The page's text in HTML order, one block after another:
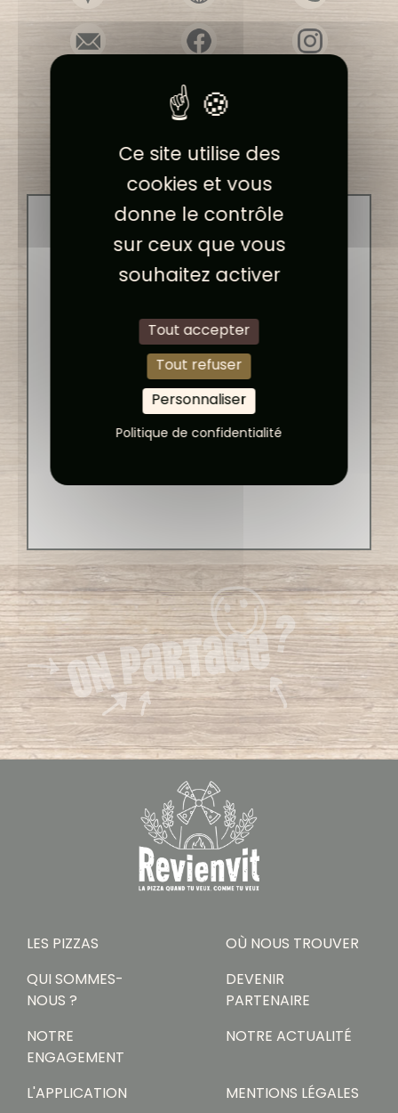
1
LES PIZZAS
QUI SOMMES-
NOUS ?
NOTRE
ENGAGEMENT
OÙ NOUS TROUVER
DEVENIR
PARTENAIRE
NOTRE ACTUALITÉ
L'APPLICATION MENTIONS LÉGALES
Ce site utilise des
cookies et vous
donne le contrôle
sur ceux que vous
souhaitez activer
Tout accepter
Tout refuser
Personnaliser
Politique de confidentialité